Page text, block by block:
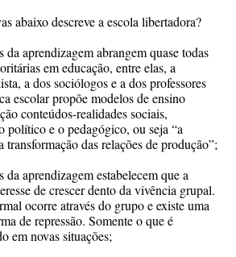
abaixo descreve a escola libertadora?
da aprendizagem abrangem quase todas
em educação, entre elas, a
a dos sociólogos e a dos professores
escolar propõe modelos de ensino
conteúdos-realidades sociais,
político e o pedagógico, ou seja “a
transformação das relações de produção”;
da aprendizagem estabelecem que a
de crescer dento da vivência grupal.
ocorre através do grupo e existe uma
de repressão. Somente o que é
em novas situações;